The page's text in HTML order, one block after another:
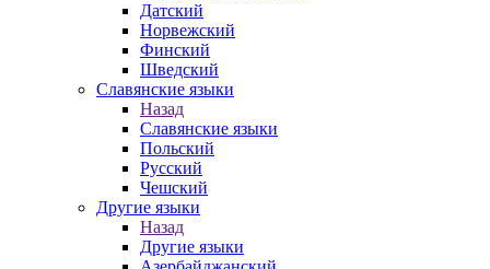
Датский
Норвежский
Финский
Шведский
Славянские языки
Назад
Славянские языки
Польский
Русский
Чешский
Другие языки
Назад
Другие языки